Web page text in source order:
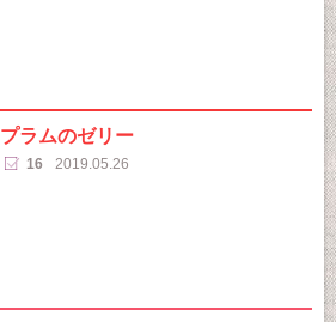
プラムのゼリー
16 2019.05.26